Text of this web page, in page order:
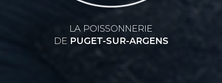
LA POISSONNERIE
DE PUGET-SUR-ARGENS